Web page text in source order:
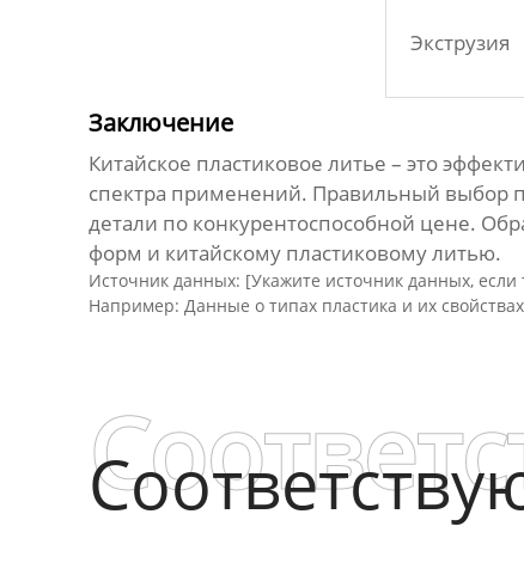
Экструзия
Заключение
Китайское пластиковое литье – это
спектра применений. Правильный выбор
детали по конкурентоспособной цене.
форм и китайскому пластиковому литью.
Источник данных: [Укажите источник данных,
Например: Данные о типах пластика и их